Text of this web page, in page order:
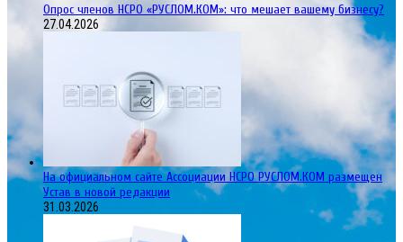
Опрос членов НСРО «РУСЛОМ.КОМ»: что мешает вашему бизнесу?
27.04.2026
На официальном сайте Ассоциации НСРО РУСЛОМ.КОM размещен
Устав в новой редакции
31.03.2026